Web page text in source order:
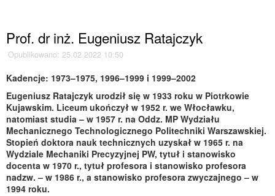
Prof. dr inż. Eugeniusz Ratajczyk
Opublikowano: 25.02.2022 10:50
Kadencje: 1973–1975, 1996–1999 i 1999–2002
Eugeniusz Ratajczyk urodził się w 1933 roku w Piotrkowie
Kujawskim. Liceum ukończył w 1952 r. we Włocławku,
natomiast studia – w 1957 r. na Oddz. MP Wydziału
Mechanicznego Technologicznego Politechniki Warszawskiej.
Stopień doktora nauk technicznych uzyskał w 1965 r. na
Wydziale Mechaniki Precyzyjnej PW, tytuł i stanowisko
docenta w 1970 r., tytuł profesora i stanowisko profesora
nadzw. – w 1986 r., a stanowisko profesora zwyczajnego – w
1994 roku.